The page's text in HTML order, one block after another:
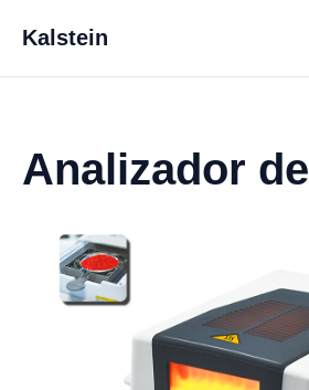
Kalstein
Analizador